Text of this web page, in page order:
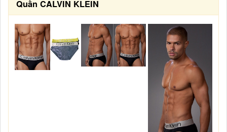
Quần CALVIN KLEIN